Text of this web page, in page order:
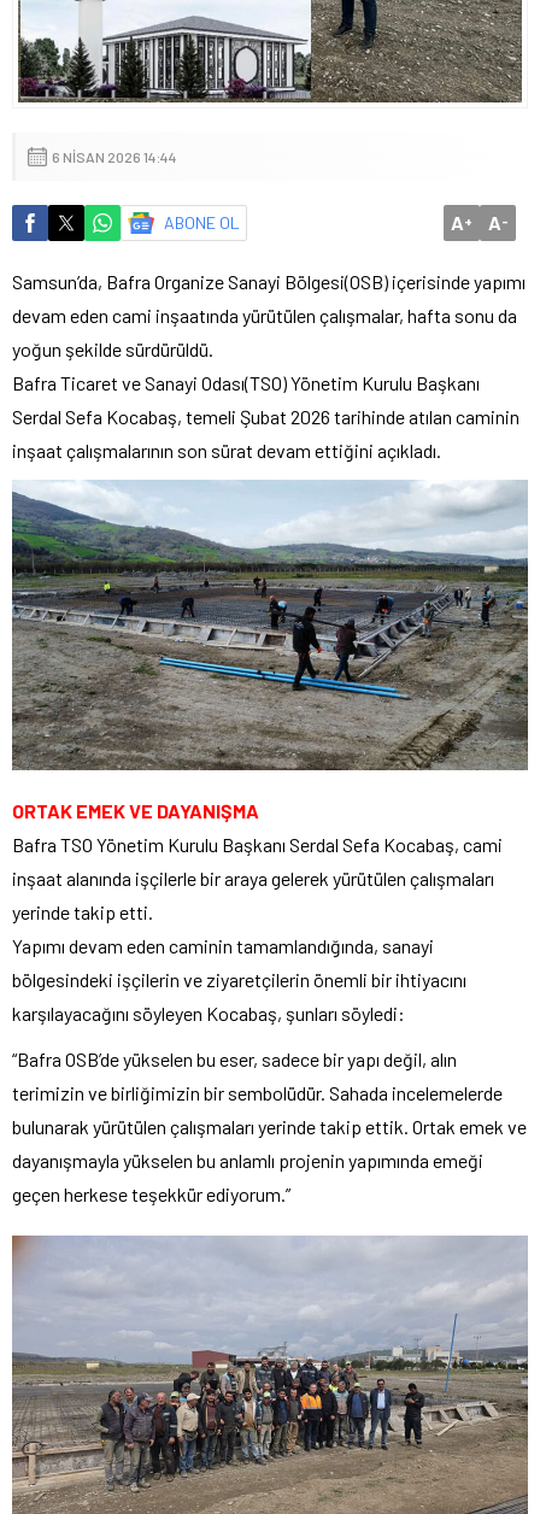
6 NISAN 2026 14:44
ABONE OL A+ A-
Samsun’da, Bafra Organize Sanayi Bölgesi(OSB) içerisinde yapımı
devam eden cami inşaatında yürütülen çalışmalar, hafta sonu da
yoğun şekilde sürdürüldü.
Bafra Ticaret ve Sanayi Odası(TSO) Yönetim Kurulu Başkanı
Serdal Sefa Kocabaş, temeli Şubat 2026 tarihinde atılan caminin
inşaat çalışmalarının son sürat devam ettiğini açıkladı.
ORTAK EMEK VE DAYANIŞMA
Bafra TSO Yönetim Kurulu Başkanı Serdal Sefa Kocabaş, cami
inşaat alanında işçilerle bir araya gelerek yürütülen çalışmaları
yerinde takip etti.
Yapımı devam eden caminin tamamlandığında, sanayi
bölgesindeki işçilerin ve ziyaretçilerin önemli bir ihtiyacını
karşılayacağını söyleyen Kocabaş, şunları söyledi:
“Bafra OSB’de yükselen bu eser, sadece bir yapı değil, alın
terimizin ve birliğimizin bir sembolüdür. Sahada incelemelerde
bulunarak yürütülen çalışmaları yerinde takip ettik. Ortak emek ve
dayanışmayla yükselen bu anlamlı projenin yapımında emeği
geçen herkese teşekkür ediyorum.”